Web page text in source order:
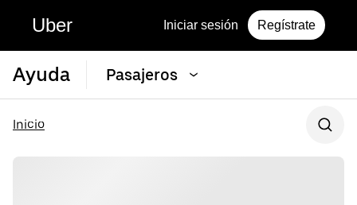
Uber Iniciar sesión Regístrate
Ayuda Pasajeros
Inicio